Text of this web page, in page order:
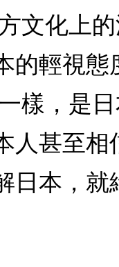
文化上
輕視態
樣，是日
人甚至相
本，就